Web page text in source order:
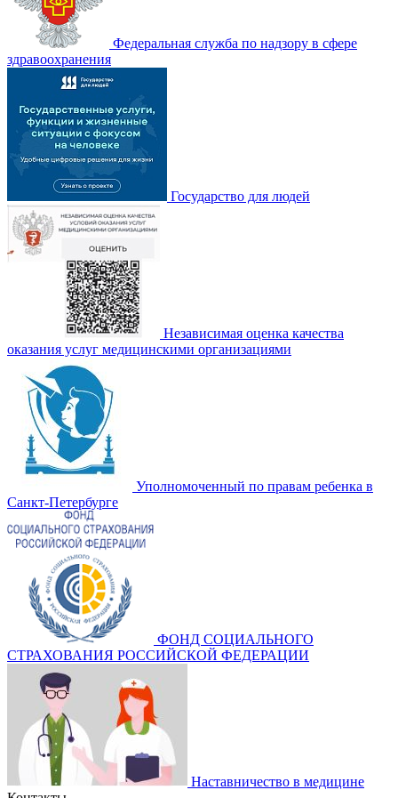
Федеральная служба по надзору в сфере
здравоохранения
Государство для людей
Независимая оценка качества
оказания услуг медицинскими организациями
Уполномоченный по правам ребенка в
Санкт-Петербурге
ФОНД СОЦИАЛЬНОГО
СТРАХОВАНИЯ РОССИЙСКОЙ ФЕДЕРАЦИИ
Наставничество в медицине